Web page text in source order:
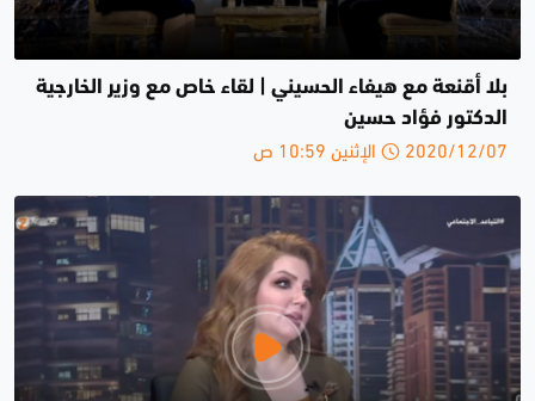
بلا أقنعة مع هيفاء الحسيني | لقاء خاص مع وزير الخارجية
الدكتور فؤاد حسين
2020/12/07 الإثنين 10:59 ص